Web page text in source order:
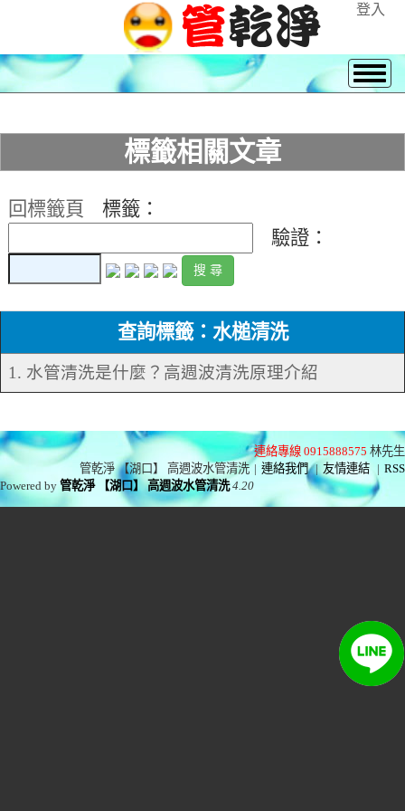
登入
標籤相關文章
回標籤頁
標籤：
驗證：
查詢標籤：水槌清洗
1. 水管清洗是什麼？高週波清洗原理介紹
連絡專線 0915888575 林先生
管乾淨 【湖口】 高週波水管清洗 | 連絡我們 | 友情連結 | RSS
Powered by管乾淨 【湖口】 高週波水管清洗 4.20